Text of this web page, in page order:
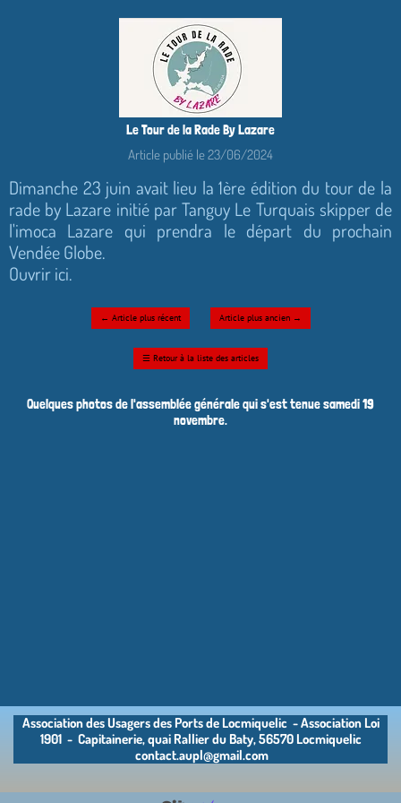
Le Tour de la Rade By Lazare
Article publié le 23/06/2024
Dimanche 23 juin avait lieu la 1ère édition du tour de la
rade by Lazare initié par Tanguy Le Turquais skipper de
l'imoca Lazare qui prendra le départ du prochain
Vendée Globe.
Ouvrir ici.
← Article plus récent Article plus ancien→
☰ Retour à la liste des articles
Quelques photos de l'assemblée générale qui s'est tenue samedi 19
novembre.
Association des Usagers des Ports de Locmiquelic - Association Loi
1901 - Capitainerie, quai Rallier du Baty, 56570 Locmiquelic
contact.aupl@gmail.com